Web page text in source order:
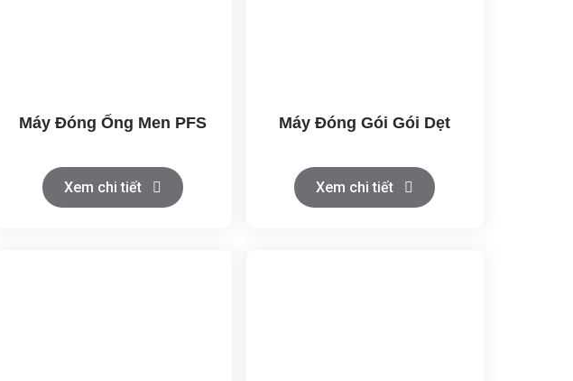
Máy Đóng Ống Men PFS
Xem chi tiết
Máy Đóng Gói Gói Dẹt
Xem chi tiết